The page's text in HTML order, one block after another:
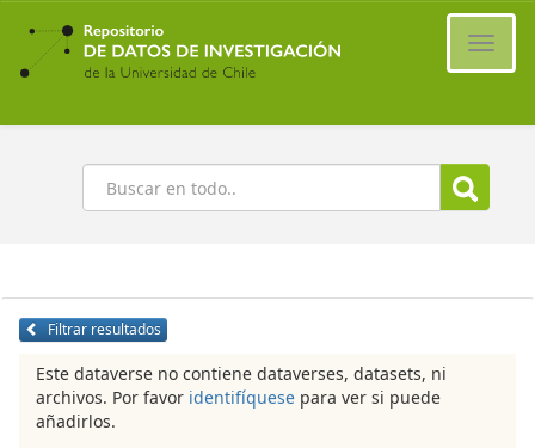
Ir
contenido
principal
Buscar
Filtrar resultados
Este dataverse no contiene dataverses, datasets, ni
archivos. Por favor identifíquese para ver si puede
añadirlos.